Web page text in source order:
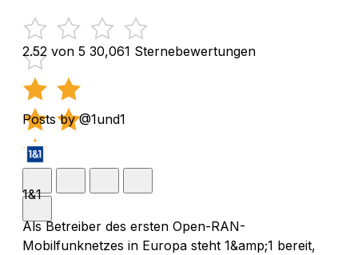
2.52 von 5 30,061 Sternebewertungen
Posts by @1und1
1&1
Als Betreiber des ersten Open-RAN-
Mobilfunknetzes in Europa steht 1&amp;1 bereit,